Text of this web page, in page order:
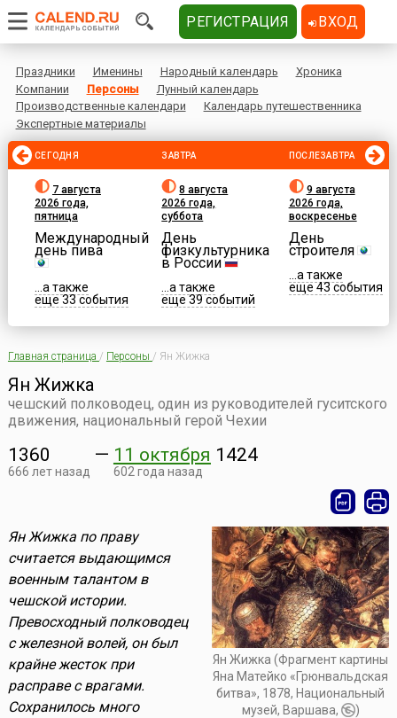
Праздники Именины Народный календарь
Хроника
Компании
Персоны
Лунный календарь
Производственные календари
Календарь путешественника
Экспертные материалы
СЕГОДНЯ
7 августа
2026 года,
пятница
Международный
день пива
...а также
еще 33 события
ЗАВТРА
8 августа
2026 года,
суббота
День
физкультурника
в России
...а также
еще 39 событий
ПОСЛЕЗАВТРА
9 августа
2026 года,
воскресенье
День
строителя
...а также
еще 43 события
Главная страница / Персоны / Ян Жижка
Ян Жижка
чешский полководец, один из руководителей гуситского
движения, национальный герой Чехии
1360
666 лет назад
— 11 октября 1424
602 года назад
Ян Жижка (Фрагмент картины
Яна Матейко «Грюнвальдская
битва», 1878, Национальный
музей, Варшава,
)
Ян Жижка по праву
считается выдающимся
военным талантом в
чешской истории.
Превосходный полководец
с железной волей, он был
крайне жесток при
расправе с врагами.
Сохранилось много
РЕГИСТРАЦИЯ ВХОД